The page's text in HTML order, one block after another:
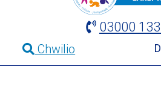
03000
Chwilio